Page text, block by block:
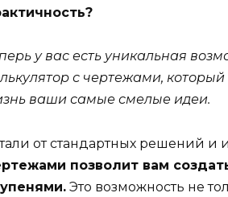
у вас есть уникальная
с чертежами,
ваши самые смелые идеи.
от стандартных решений и
позволит вам
Это возможность не